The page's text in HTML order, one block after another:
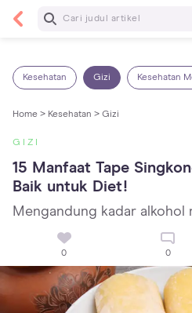
Baca Selanjutnya
Kesehatan Gizi Kesehatan
Home > Kesehatan > Gizi
GIZI
15 Manfaat Tape
Baik untuk Diet!
Mengandung kadar alkohol
0 0